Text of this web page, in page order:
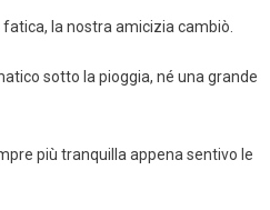
la nostra amicizia cambiò.
sotto la pioggia, né una grande
più tranquilla appena sentivo le